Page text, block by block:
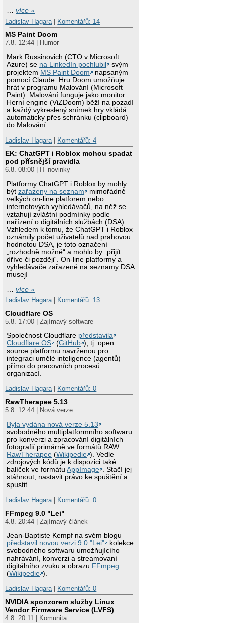
…více »
Ladislav Hagara
Komentářů: 14
MS Paint Doom
7.8. 12:44 | Humor
Mark Russinovich (CTO v Microsoft
Azure) se na LinkedIn pochlubil
svým
projektem MS Paint Doom
napsaným
pomocí Claude. Hru Doom umožňuje
hrát v programu Malování (Microsoft
Paint). Malování funguje jako monitor.
Herní engine (ViZDoom) běží na pozadí
a každý vykreslený snímek hry vkládá
automaticky přes schránku (clipboard)
do Malování.
Ladislav Hagara | Komentářů: 4
EK: ChatGPT i Roblox mohou spadat
pod přísnější pravidla
6.8. 08:00 | IT novinky
Platformy ChatGPT i Roblox by mohly
býtzařazeny na seznam
mimořádně
velkých on-line platforem nebo
internetových vyhledávačů, na něž se
vztahují zvláštní podmínky podle
nařízení o digitálních službách (DSA).
Vzhledem k tomu, že ChatGPT i Roblox
oznámily počet uživatelů nad prahovou
hodnotou DSA, je toto označení
„rozhodně možné“ a mohlo by „přijít
dříve či později“. On-line platformy a
vyhledávače zařazené na seznamy DSA
musejí
…více »
Ladislav Hagara| Komentářů: 13
Cloudflare OS
5.8. 17:00 | Zajímavý software
Společnost Cloudflare představila
Cloudflare OS
(GitHub ), tj. open
source platformu navrženou pro
integraci umělé inteligence (agentů)
přímo do pracovních procesů
organizací.
Ladislav Hagara| Komentářů: 0
RawTherapee 5.13
5.8. 12:44 | Nová verze
Byla vydána nová verze 5.13
svobodného multiplatformního softwaru
pro konverzi a zpracování digitálních
fotografií primárně ve formátů RAW
RawTherapee (Wikipedie ). Vedle
zdrojových kódů je k dispozici také
balíček ve formátuAppImage . Stačí jej
stáhnout, nastavit právo ke spuštění a
spustit.
Ladislav Hagara| Komentářů: 0
FFmpeg 9.0 "Lei"
4.8. 20:44 | Zajímavý článek
Jean-Baptiste Kempf na svém blogu
představil novou verzi 9.0 "Lei"
kolekce
svobodného softwaru umožňujícího
nahrávání, konverzi a streamovaní
digitálního zvuku a obrazu FFmpeg
(Wikipedie ).
Ladislav Hagara| Komentářů: 0
NVIDIA sponzorem služby Linux
Vendor Firmware Service (LVFS)
4.8. 20:11 | Komunita